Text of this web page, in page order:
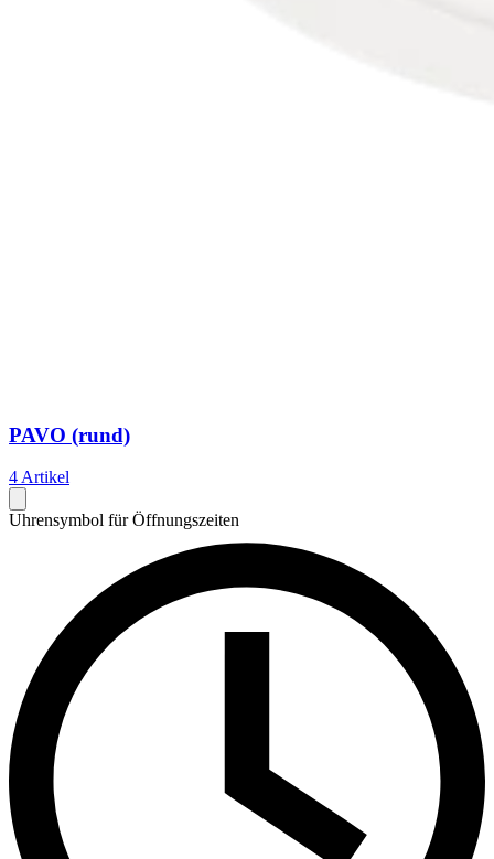
PAVO (rund)
4 Artikel
Uhrensymbol für Öffnungszeiten